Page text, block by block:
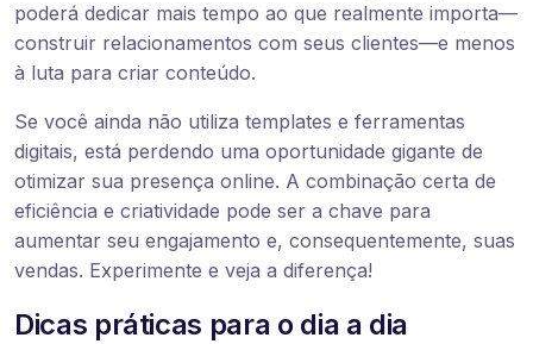
poderá dedicar mais tempo ao que realmente importa—
construir relacionamentos com seus clientes—e menos
à luta para criar conteúdo.
Se você ainda não utiliza templates e ferramentas
digitais, está perdendo uma oportunidade gigante de
otimizar sua presença online. A combinação certa de
eficiência e criatividade pode ser a chave para
aumentar seu engajamento e, consequentemente, suas
vendas. Experimente e veja a diferença!
Dicas práticas para o dia a dia